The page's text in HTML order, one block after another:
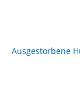
Ausgestorbene